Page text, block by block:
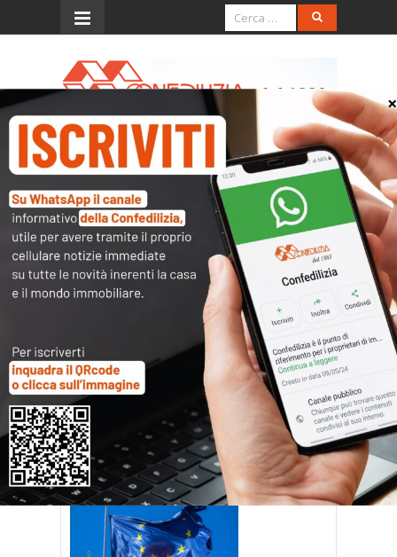
Menu
Case sfitte e affitti brevi: articolo su Il
Tempo
“Esproprio” delle case sfitte – L’ultima follia
contro la proprietà “Il tema dell’emergenza
abitativa necessita di una pluralità di risposte,
molte...
Commissione Ue surreale sulla
direttiva case green